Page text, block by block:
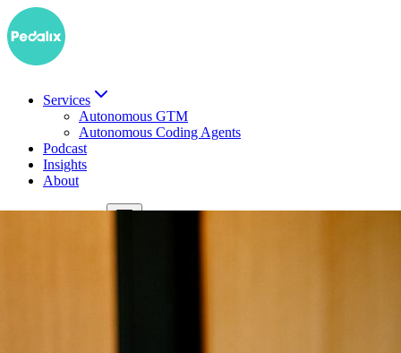
Services
Autonomous GTM
Autonomous Coding Agents
Podcast
Insights
About